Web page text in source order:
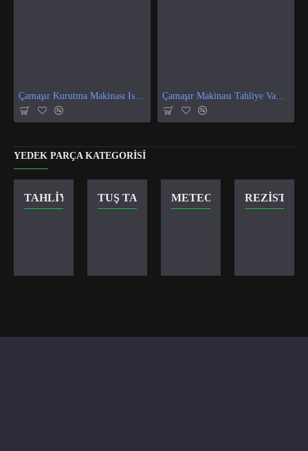
Çamaşır Makinası Tahliye Vanası
YEDEK PARÇA KATEGORISI
TAHLIYE VANASITUŞ TAKIMI METEOR KILITREZISTANS